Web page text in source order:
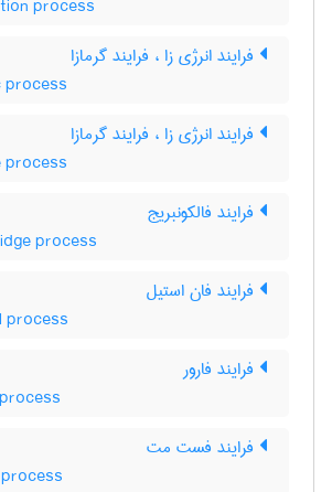
process
فرایند انرژی زا ، فرایند گرمازا
process
فرایند انرژی زا ، فرایند گرمازا
process
فرایند فالکونبریج
process
فرایند فان استیل
process
فرایند فارور
فرایند فست مت